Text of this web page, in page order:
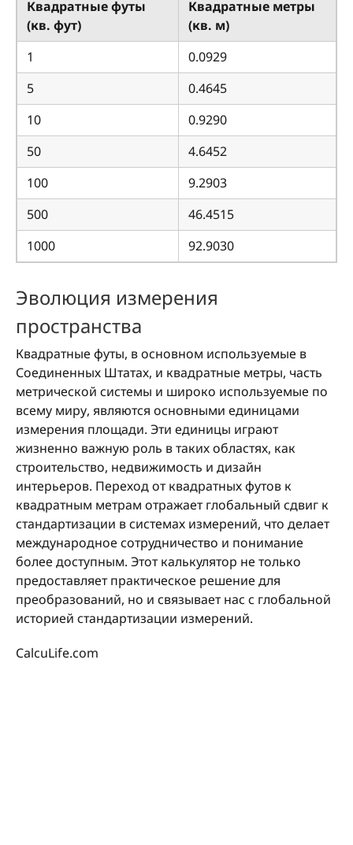
Квадратные футы
(кв. фут)
Квадратные метры
(кв. м)
1
0.0929
5
0.4645
10
0.9290
50
4.6452
100
9.2903
500
46.4515
1000
92.9030
Эволюция измерения
пространства
Квадратные футы, в основном используемые в
Соединенных Штатах, и квадратные метры, часть
метрической системы и широко используемые по
всему миру, являются основными единицами
измерения площади. Эти единицы играют
жизненно важную роль в таких областях, как
строительство, недвижимость и дизайн
интерьеров. Переход от квадратных футов к
квадратным метрам отражает глобальный сдвиг к
стандартизации в системах измерений, что делает
международное сотрудничество и понимание
более доступным. Этот калькулятор не только
предоставляет практическое решение для
преобразований, но и связывает нас с глобальной
историей стандартизации измерений.
CalcuLife.com